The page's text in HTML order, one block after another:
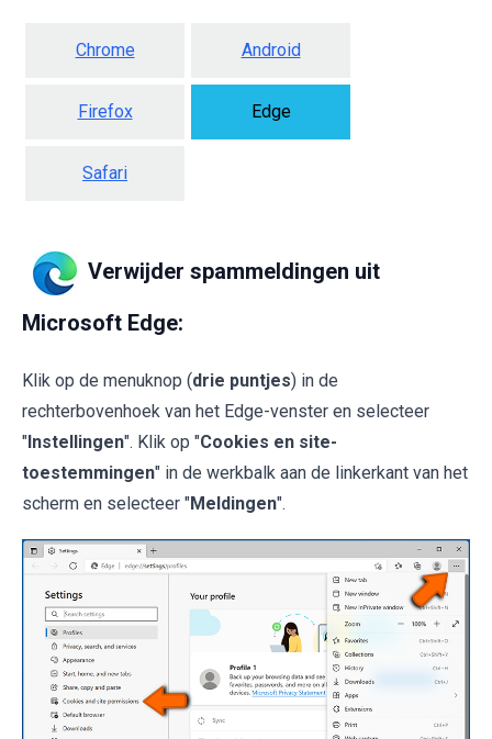
Chrome Android
Firefox Edge
Safari
Verwijder spammeldingen uit
Microsoft Edge:
Klik op de menuknop (drie puntjes) in de
rechterbovenhoek van het Edge-venster en selecteer
" Instellingen". Klik op "Cookies en site-
toestemmingen" in de werkbalk aan de linkerkant van het
scherm en selecteer "Meldingen".